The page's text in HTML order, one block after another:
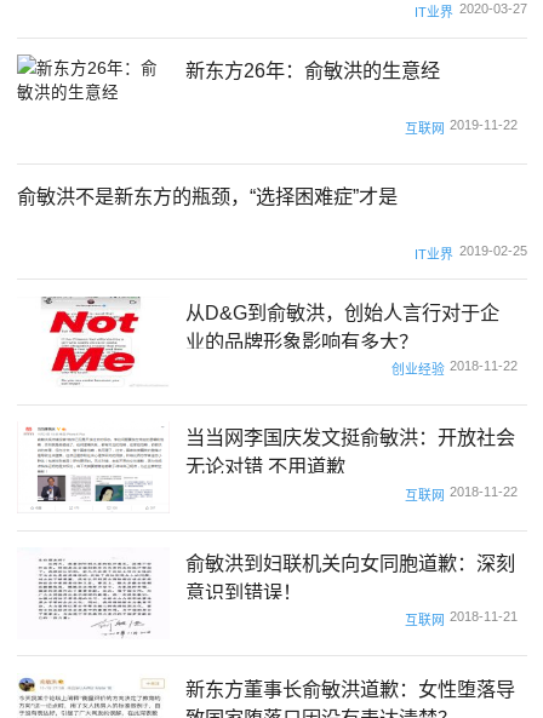
IT业界 2020-03-27
新东方26年：俞敏洪的生意经
互联网 2019-11-22
俞敏洪不是新东方的瓶颈，“选择困难症”才是
IT业界 2019-02-25
从D&G到俞敏洪，创始人言行对于企
业的品牌形象影响有多大？
创业经验 2018-11-22
当当网李国庆发文挺俞敏洪：开放社会
无论对错 不用道歉
互联网 2018-11-22
俞敏洪到妇联机关向女同胞道歉：深刻
意识到错误！
互联网 2018-11-21
新东方董事长俞敏洪道歉：女性堕落导